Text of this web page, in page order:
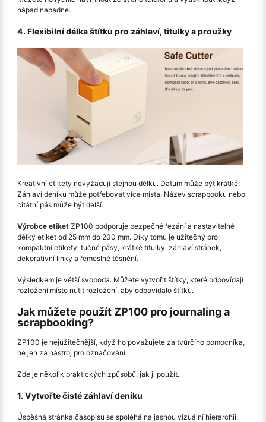
nápad napadne.
4. Flexibilní délka štítku pro záhlaví, titulky a proužky
Kreativní etikety nevyžadují stejnou délku. Datum může být krátké.
Záhlaví deníku může potřebovat více místa. Název scrapbooku nebo
citátní pás může být delší.
Výrobce etiket ZP100 podporuje bezpečné řezání a nastavitelné
délky etiket od 25 mm do 200 mm. Díky tomu je užitečný pro
kompaktní etikety, tučné pásy, krátké titulky, záhlaví stránek,
dekorativní linky a řemeslné těsnění.
Výsledkem je větší svoboda. Můžete vytvořit štítky, které odpovídají
rozložení místo nutit rozložení, aby odpovídalo štítku.
Jak můžete použít ZP100 pro journaling a
scrapbooking?
ZP100 je nejužitečnější, když ho považujete za tvůrčího pomocníka,
ne jen za nástroj pro označování.
Zde je několik praktických způsobů, jak ji použít.
1. Vytvořte čisté záhlaví deníku
Úspěšná stránka časopisu se spoléhá na jasnou vizuální hierarchii.